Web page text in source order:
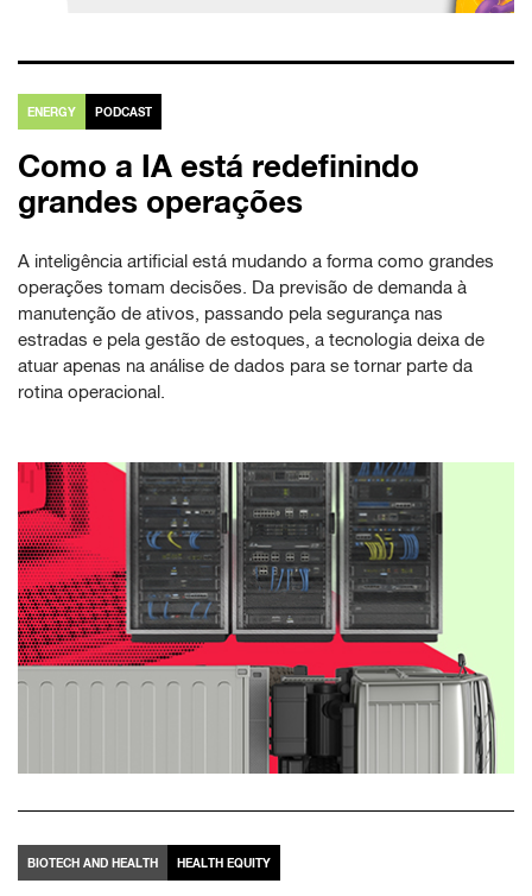
ENERGY PODCAST
Como a IA está redefinindo
grandes operações
A inteligência artificial está mudando a forma como grandes
operações tomam decisões. Da previsão de demanda à
manutenção de ativos, passando pela segurança nas
estradas e pela gestão de estoques, a tecnologia deixa de
atuar apenas na análise de dados para se tornar parte da
rotina operacional.
BIOTECH AND HEALTH HEALTH EQUITY